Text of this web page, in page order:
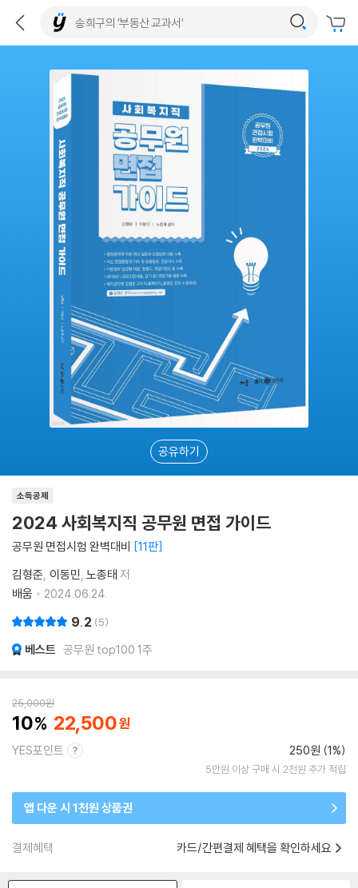
공유하기
소득공제
2024 사회복지직 공무원 면접 가이드
공무원 면접시험 완벽대비 11판
김형준 이동민 노종태 저
배움
2024.06.24.
9.2 5
베스트 공무원 top100 1주
25,000원
10 22,500
YES포인트 250원 (1%)
5만원 이상 구매 시 2천원 추가 적립
앱 다운 시 1천원 상품권
결제혜택 카드/간편결제 혜택을 확인하세요